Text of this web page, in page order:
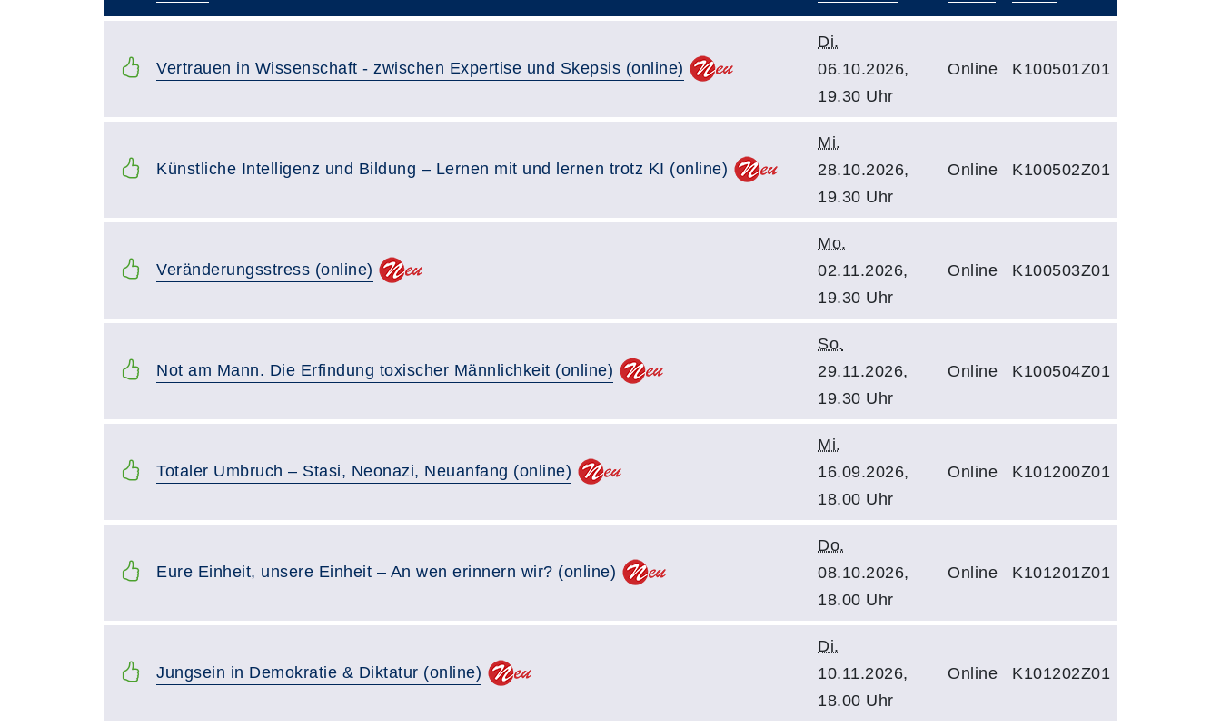
Vertrauen in Wissenschaft - zwischen Expertise und Skepsis (online)
Di.
06.10.2026,
19.30 Uhr
Online K100501Z01
Künstliche Intelligenz und Bildung – Lernen mit und lernen trotz KI (online)
Mi.
28.10.2026,
19.30 Uhr
Online K100502Z01
Veränderungsstress (online)
Mo.
02.11.2026,
19.30 Uhr
Online K100503Z01
Not am Mann. Die Erfindung toxischer Männlichkeit (online)
So.
29.11.2026,
19.30 Uhr
Online K100504Z01
Totaler Umbruch – Stasi, Neonazi, Neuanfang (online)
Mi.
16.09.2026,
18.00 Uhr
Online K101200Z01
Eure Einheit, unsere Einheit – An wen erinnern wir? (online)
Do.
08.10.2026,
18.00 Uhr
Online K101201Z01
Jungsein in Demokratie & Diktatur (online)
Di.
10.11.2026,
18.00 Uhr
Online K101202Z01